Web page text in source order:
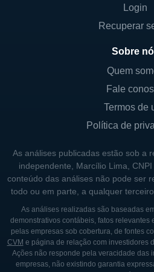
capacidade de adaptar
tendências do mercado.
crucial para manter a
atração de novos clientes.
A empresa passa por
sua estrutura acionária.
institucionais
importante no capital da
alguns acionistas
interesses significativos
diversas ocasiões, o
Login
Recuperar
Sobre
Quem
Fale
Termos de
Política de
As análises publicadas estão sob a
independente, Marcílio Lima,
conteúdo das análises não pode ser
todo ou em parte, a qualquer
As análises realizadas são baseadas
demonstrativos contábeis, fatos relevantes
pelas empresas sob cobertura, de fontes
CVM e página de relação com investidores
Ações não responde pela veracidade das
empresas, não existindo garantia